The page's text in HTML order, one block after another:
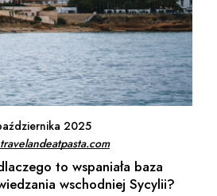
2025
travelandeatpasta.com
to wspaniała baza
wschodniej Sycylii?